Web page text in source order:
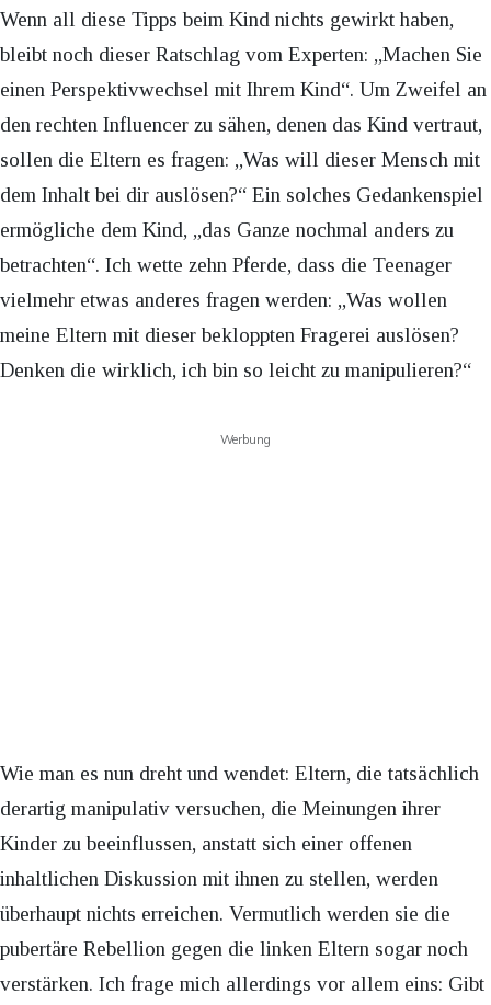
Wenn all diese Tipps beim Kind nichts gewirkt haben,
bleibt noch dieser Ratschlag vom Experten: „Machen Sie
einen Perspektivwechsel mit Ihrem Kind“. Um Zweifel an
den rechten Influencer zu sähen, denen das Kind vertraut,
sollen die Eltern es fragen: „Was will dieser Mensch mit
dem Inhalt bei dir auslösen?“ Ein solches Gedankenspiel
ermögliche dem Kind, „das Ganze nochmal anders zu
betrachten“. Ich wette zehn Pferde, dass die Teenager
vielmehr etwas anderes fragen werden: „Was wollen
meine Eltern mit dieser bekloppten Fragerei auslösen?
Denken die wirklich, ich bin so leicht zu manipulieren?“
Werbung
Wie man es nun dreht und wendet: Eltern, die tatsächlich
derartig manipulativ versuchen, die Meinungen ihrer
Kinder zu beeinflussen, anstatt sich einer offenen
inhaltlichen Diskussion mit ihnen zu stellen, werden
überhaupt nichts erreichen. Vermutlich werden sie die
pubertäre Rebellion gegen die linken Eltern sogar noch
verstärken. Ich frage mich allerdings vor allem eins: Gibt